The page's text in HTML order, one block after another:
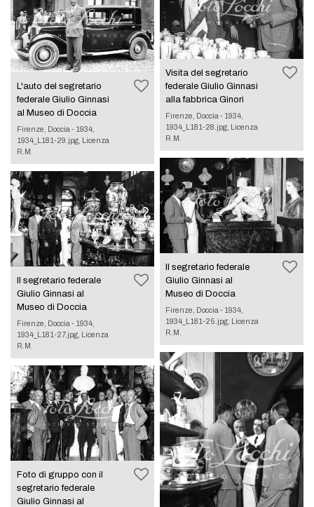
L'auto del segretario
federale Giulio Ginnasi
al Museo di Doccia
Firenze, Doccia - 1934,
1934_L181-29.jpg, Licenza
R.M.
Il segretario federale
Giulio Ginnasi al
Museo di Doccia
Firenze, Doccia - 1934,
1934_L181-27.jpg, Licenza
R.M.
Foto di gruppo con il
segretario federale
Giulio Ginnasi al
Visita del segretario
federale Giulio Ginnasi
alla fabbrica Ginori
Firenze, Doccia - 1934,
1934_L181-28.jpg, Licenza
R.M.
Il segretario federale
Giulio Ginnasi al
Museo di Doccia
Firenze, Doccia - 1934,
1934_L181-25.jpg, Licenza
R.M.